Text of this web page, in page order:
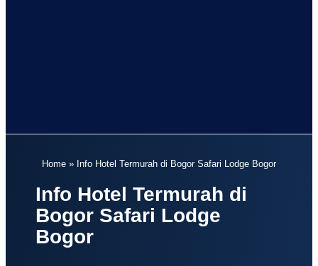
Home » Info Hotel Termurah di Bogor Safari Lodge Bogor
Info Hotel Termurah di
Bogor Safari Lodge
Bogor